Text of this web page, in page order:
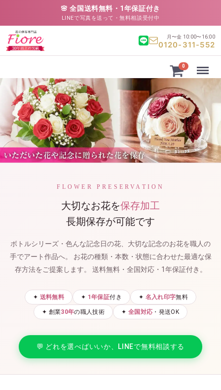
🌸 全国送料無料・1年保証付き
LINEで写真を送って・無料相談受付中
月〜金 10:00〜16:00
0120-311-552
0 Menu
FLOWER PRESERVATION
大切なお花を保存加工
長期保存が可能です
ボトルシリーズ・色んな記念日の花、大切な記念のお花を職人の
手でアート作品へ。
お花の種類・本数・状態に合わせた最適な保
存方法をご提案します。
送料無料・全国対応・1年保証付き。
✦ 送料無料 ✦ 1年保証付き ✦ 名入れ印字無料
✦ 創業30年の職人技術 ✦ 全国対応 ・発送OK
💬 どれを選べばいいか、LINEで無料相談する